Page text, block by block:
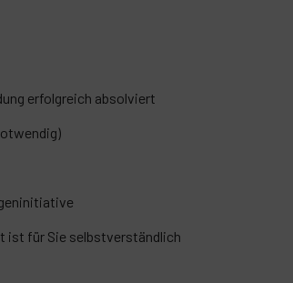
erfolgreich absolviert
ist für Sie selbstverständlich